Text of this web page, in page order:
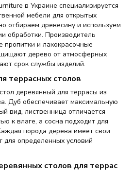
в Украине специализируется
мебели для открытых
отбираем древесину и используем
обработки. Производитель
пропитки и лакокрасочные
дерево от атмосферных
срок службы изделий.
террасных столов
деревянный для террасы из
Дуб обеспечивает максимальную
вид, лиственница отличается
к влаге, а сосна подходит для
порода дерева имеет свои
для определенных условий
столов для террас